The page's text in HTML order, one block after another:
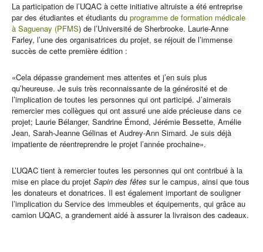
La participation de l’UQAC à cette initiative altruiste a été entreprise
par des étudiantes et étudiants du programme de formation médicale
à Saguenay (PFMS) de l’Université de Sherbrooke. Laurie-Anne
Farley, l’une des organisatrices du projet, se réjouit de l’immense
succès de cette première édition :
«Cela dépasse grandement mes attentes et j’en suis plus
qu’heureuse. Je suis très reconnaissante de la générosité et de
l’implication de toutes les personnes qui ont participé. J’aimerais
remercier mes collègues qui ont assuré une aide précieuse dans ce
projet; Laurie Bélanger, Sandrine Émond, Jérémie Bessette, Amélie
Jean, Sarah-Jeanne Gélinas et Audrey-Ann Simard. Je suis déjà
impatiente de réentreprendre le projet l’année prochaine».
L’UQAC tient à remercier toutes les personnes qui ont contribué à la
mise en place du projet Sapin des fêtes sur le campus, ainsi que tous
les donateurs et donatrices. Il est également important de souligner
l’implication du Service des immeubles et équipements, qui grâce au
camion UQAC, a grandement aidé à assurer la livraison des cadeaux.